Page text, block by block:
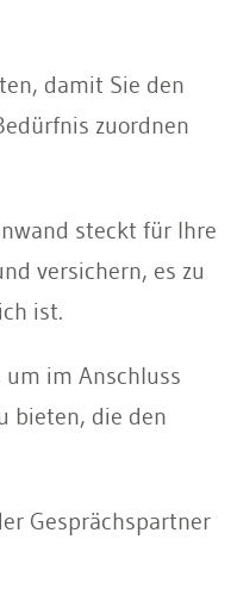
damit Sie den
zuordnen
steckt für Ihre
versichern, es zu
ist.
im Anschluss
bieten, die den
Gesprächspartner